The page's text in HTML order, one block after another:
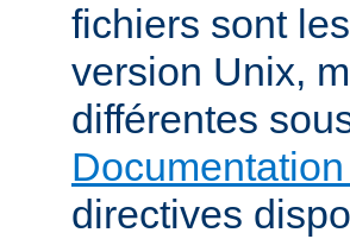
fichiers sont
version Unix,
différentes
directives